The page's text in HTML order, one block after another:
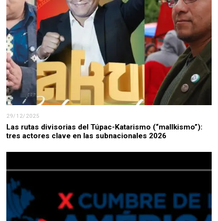
29/12/2025
Las rutas divisorias del Túpac-Katarismo (“mallkismo”):
tres actores clave en las subnacionales 2026